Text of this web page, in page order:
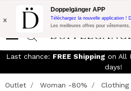
LIVRAISON GRATUITE!10% de
d'achat avec le code:
x
Doppelgänger APP
Téléchargez la nouvelle application !
Les meilleures offres pour
Last chance: FREE Shipping on All
days!
Outlet Woman -80%